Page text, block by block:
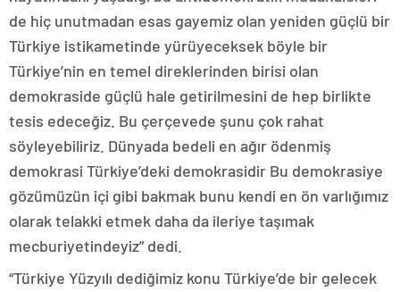
de hiç unutmadan esas gayemiz olan yeniden güçlü bir
Türkiye istikametinde yürüyeceksek böyle bir
Türkiye’nin en temel direklerinden birisi olan
demokraside güçlü hale getirilmesini de hep birlikte
tesis edeceğiz. Bu çerçevede şunu çok rahat
söyleyebiliriz. Dünyada bedeli en ağır ödenmiş
demokrasi Türkiye’deki demokrasidir Bu demokrasiye
gözümüzün içi gibi bakmak bunu kendi en ön varlığımız
olarak telakki etmek daha da ileriye taşımak
mecburiyetindeyiz” dedi.
“Türkiye Yüzyılı dediğimiz konu Türkiye’de bir gelecek